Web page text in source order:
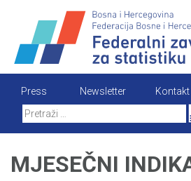
content
Press Newsletter
Kontakt
MJESEČNI